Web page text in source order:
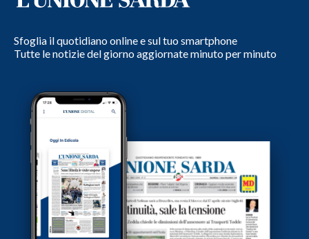
Sfoglia il quotidiano online e sul tuo smartphone
Tutte le notizie del giorno aggiornate minuto per minuto